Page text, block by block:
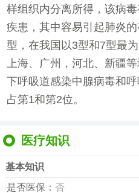
样组织内分离所得，该病
疾患，其中容易引起肺炎
型，在我国以3型和7型最
上海、广州，河北、新疆
下呼吸道感染中腺病毒和
占第1和第2位。
医疗知识
基本知识
是否医保： 否